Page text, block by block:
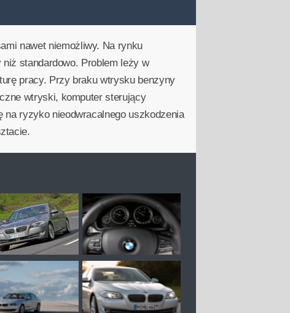
nawet niemożliwy. Na rynku
standardowo. Problem leży w
pracy. Przy braku wtrysku benzyny
wtryski, komputer sterujący
ryzyko nieodwracalnego uszkodzenia